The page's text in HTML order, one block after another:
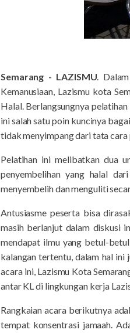
Semarang - LAZISMU.
Kemanusiaan, Lazismu kota
Halal. Berlangsungnya
ini salah satu poin kuncinya
tidak menyimpang dari tata
Pelatihan ini melibatkan dua
penyembelihan yang halal
menyembelih dan menguliti
Antusiasme peserta bisa
masih berlanjut dalam diskusi
mendapat ilmu yang betul-
kalangan tertentu, dalam hal ini
acara ini, Lazismu Kota
antar KL di lingkungan kerja
Rangkaian acara berikutnya
tempat konsentrasi jamaah.